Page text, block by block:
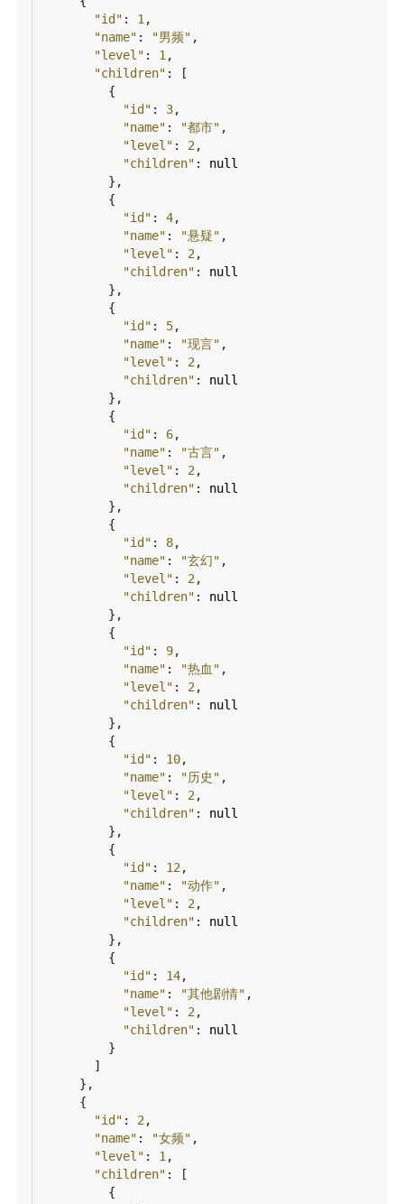
"id" : 1 ,
"name" : "男频" ,
"level" : 1 ,
"children" : [
{
"id" : 3,
"name" : "都市" ,
"level" : 2 ,
"children" : null
},
{
"id" : 4,
"name" : "悬疑" ,
"level" : 2 ,
"children" : null
},
{
"id" : 5,
"name" : "现言" ,
"level" : 2 ,
"children" : null
},
{
"id" : 6,
"name" : "古言" ,
"level" : 2 ,
"children" : null
},
{
"id" : 8,
"name" : "玄幻" ,
"level" : 2 ,
"children" : null
},
{
"id" : 9,
"name" : "热血" ,
"level" : 2 ,
"children" : null
},
{
"id" : 10,
"name" : "历史" ,
"level" : 2 ,
"children" : null
},
{
"id" : 12 ,
"name" : "动作" ,
"level" : 2 ,
"children" : null
},
{
"id" : 14,
"name" : "其他剧情" ,
"level" : 2 ,
"children" : null
}
]
},
{
"id" : 2 ,
"name" : "女频" ,
"level" : 1 ,
"children" : [
{